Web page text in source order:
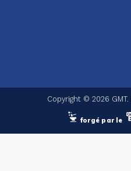
Copyright © 2026 GMT.
forgé par le